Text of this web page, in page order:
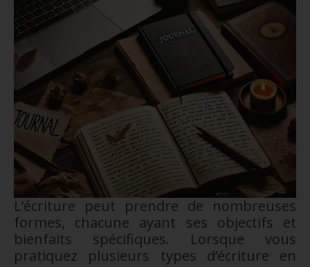
L’écriture peut prendre de nombreuses
formes, chacune ayant ses objectifs et
bienfaits spécifiques. Lorsque vous
pratiquez plusieurs types d’écriture en